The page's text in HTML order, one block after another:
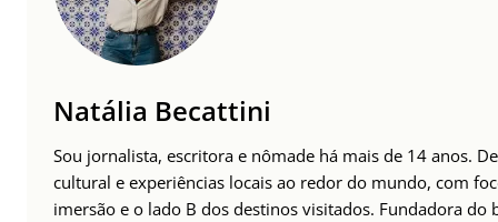
Natália Becattini
Sou jornalista, escritora e nômade há mais de 14 anos.
cultural e experiências locais ao redor do mundo, com
imersão e o lado B dos destinos visitados. Fundadora